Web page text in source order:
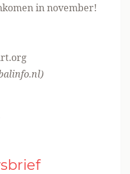
in november!